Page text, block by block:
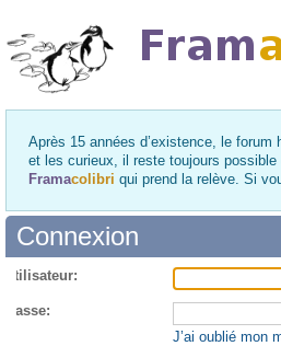
Après 15 années d’existence, le
et les curieux, il reste toujours
Framacolibri qui prend la relève. Si
Connexion
passe:
J’ai oublié mon